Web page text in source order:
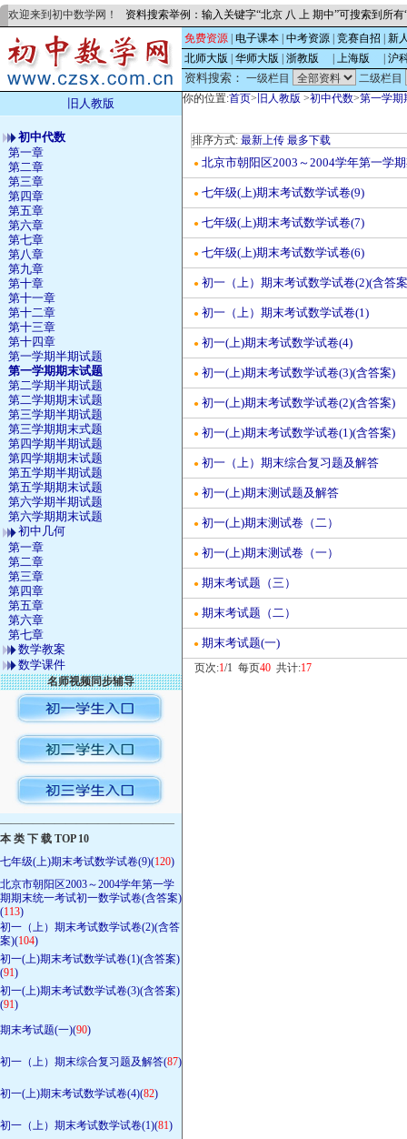
欢迎来到初中数学网！ 资料搜索举例：输入关键字“北京 八 上 期中”可搜索到所
免费资源 电子课本 中考资源 竞赛自招
新
北师大版
华师大版 浙教版 上海版 沪
资料搜索： 一级栏目 二级栏目
旧人教版
初中代数
第一章
第二章
第三章
第四章
第五章
第六章
第七章
第八章
第九章
第十章
第十一章
第十二章
第十三章
第十四章
第一学期半期试题
第一学期期末试题
第二学期半期试题
第二学期期末试题
第三学期半期试题
第三学期期末式题
第四学期半期试题
第四学期期末试题
第五学期半期试题
第五学期期末试题
第六学期半期试题
第六学期期末试题
初中几何
第一章
第二章
第三章
第四章
第五章
第六章
第七章
数学教案
数学课件
名师视频同步辅导
————————————————
本 类 下 载 TOP 10
七年级(上)期末考试数学试卷(9)(120)
北京市朝阳区2003～2004学年第一学
期期末统一考试初一数学试卷(含答案)
(113)
初一（上）期末考试数学试卷(2)(含答
案)(104)
初一(上)期末考试数学试卷(1)(含答案)
(91)
初一(上)期末考试数学试卷(3)(含答案)
(91)
期末考试题(一)(90)
初一（上）期末综合复习题及解答(87)
初一(上)期末考试数学试卷(4)(82)
初一（上）期末考试数学试卷(1)(81)
你的位置:首页> 旧人教版 >初中代数>第一学期
排序方式: 最新上传 最多下载
● 北京市朝阳区2003～2004学年第一学
● 七年级(上)期末考试数学试卷(9)
● 七年级(上)期末考试数学试卷(7)
● 七年级(上)期末考试数学试卷(6)
● 初一（上）期末考试数学试卷(2)(含答
● 初一（上）期末考试数学试卷(1)
● 初一(上)期末考试数学试卷(4)
● 初一(上)期末考试数学试卷(3)(含答案)
● 初一(上)期末考试数学试卷(2)(含答案)
● 初一(上)期末考试数学试卷(1)(含答案)
● 初一（上）期末综合复习题及解答
● 初一(上)期末测试题及解答
● 初一(上)期末测试卷（二）
● 初一(上)期末测试卷（一）
● 期末考试题（三）
● 期末考试题（二）
● 期末考试题(一)
页次:1/1 每页40 共计:17